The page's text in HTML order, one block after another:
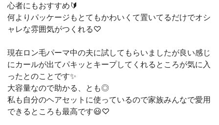
心者にもおすすめ🔰
何よりパッケージもとてもかわいくて置いてるだけでオシ
ャレな雰囲気がつくれる♡
現在ロン毛パーマ中の夫に試してもらいましたが良い感じ
にカールが出てパキッとキープしてくれるところが気に入
ったとのことです✨
大容量なので助かる、とも◎
私も自分のヘアセットに使っているので家族みんなで愛用
できるところも最高です😃♡